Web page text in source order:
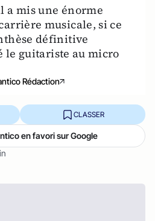
a mis une énorme
musicale, si ce
définitive
le guitariste au micro
Rédaction
CLASSER
en favori sur Google